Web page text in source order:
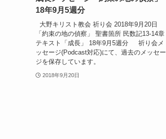
18年9月5週分
大野キリスト教会 祈り会 2018年9月20日
「約束の地の偵察」 聖書箇所 民数記13-14章
テキスト「成長」 18年9月5週分 祈り会メ
ッセージ(Podcast対応)にて、過去のメッセー
ジを保存しています。
2018年9月20日